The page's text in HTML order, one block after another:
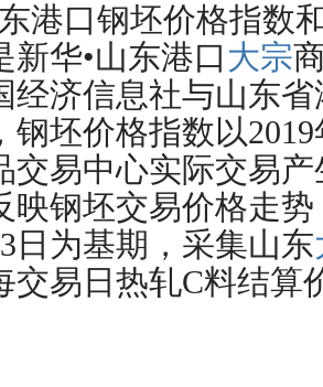
港口钢坯价格指数
新华•山东港口 大宗
经济信息社与山东
钢坯价格指数以
交易中心实际交易
映钢坯交易价格走
日为基期，采集山东
交易日热轧C料结算